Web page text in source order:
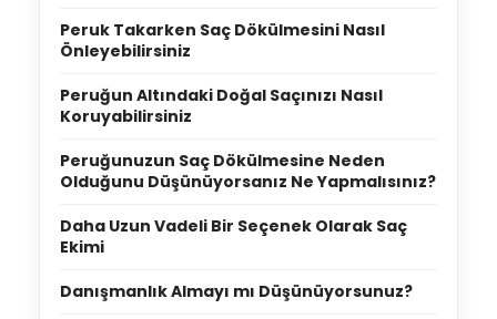
Peruk Takarken Saç Dökülmesini Nasıl
Önleyebilirsiniz
Peruğun Altındaki Doğal Saçınızı Nasıl
Koruyabilirsiniz
Peruğunuzun Saç Dökülmesine Neden
Olduğunu Düşünüyorsanız Ne Yapmalısınız?
Daha Uzun Vadeli Bir Seçenek Olarak Saç
Ekimi
Danışmanlık Almayı mı Düşünüyorsunuz?